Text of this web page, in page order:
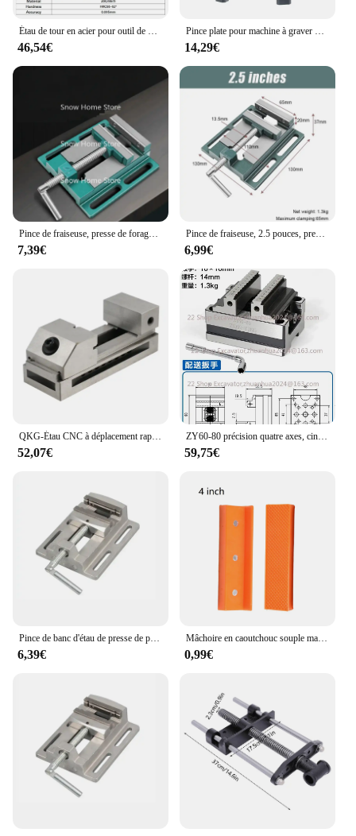
46,54€ 14,29€
7,39€
Pince de fraiseuse, 2.5 pouces, presse de forage, étau, banc de serrage, pinces plates, étau de perceuse, support de machine de forage, pince antarctique plate, offre spéciale
6,99€
52,07€
ZY60-80 précision quatre axes, cinq axes, colortable Fixation, Auto-centrage CNC Vice, mâchoires rehaussées
59,75€
Pince de banc d'étau de presse de perceuse de 2.5 pouces pinces plates support d'étau pince antarctique plate étau pinces de machine de propositions de fraisage BG-6256
6,39€
Mâchoire en caoutchouc souple magnétique pour étau en métal, allumer es-outils de banc, 4 ", 5/6", 2 pièces
0,99€